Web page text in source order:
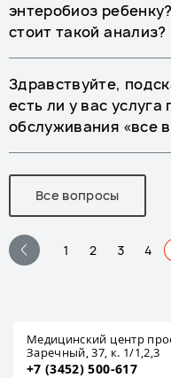
энтеробиоз
стоит такой анализ?
Здравствуйте,
есть ли у вас услуга
обслуживания «все
Все вопросы
1 2 3 4
Медицинский центр
Заречный, 37, к. 1/1,2,3
+7 (3452) 500-617